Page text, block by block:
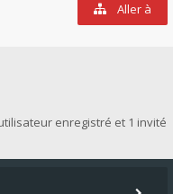
Aller à
enregistré et 1 invité